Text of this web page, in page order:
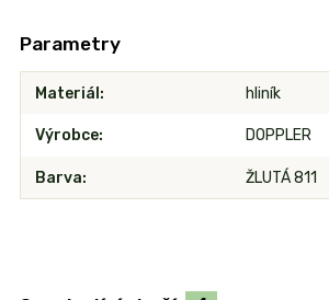
Parametry
Materiál hliník
Výrobce DOPPLER
Barva ŽLUTÁ 811